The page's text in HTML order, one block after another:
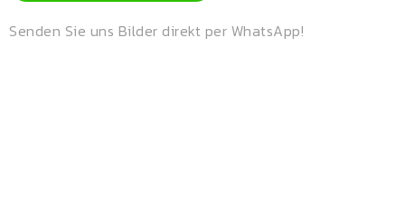
Senden Sie uns Bilder direkt per WhatsApp!